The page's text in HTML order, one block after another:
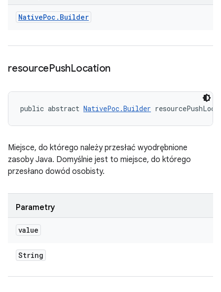
NativePoc . Builder
resourcePushLocation
public abstract NativePoc.Builder
Miejsce, do którego należy przesłać wyodrębnione
zasoby Java. Domyślnie jest to miejsce, do którego
przesłano dowód osobisty.
Parametry
value
String